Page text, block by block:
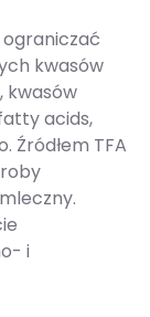
kwasów
kwasów
acids,
Źródłem TFA
i